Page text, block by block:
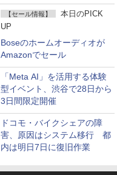
【セール情報】
本日のPICK
UP
Boseのホームオーディオが
Amazonでセール
「Meta AI」を活用する体験
型イベント、渋谷で28日から
3日間限定開催
ドコモ・バイクシェアの障
害、原因はシステム移行 都
内は明日7日に復旧作業